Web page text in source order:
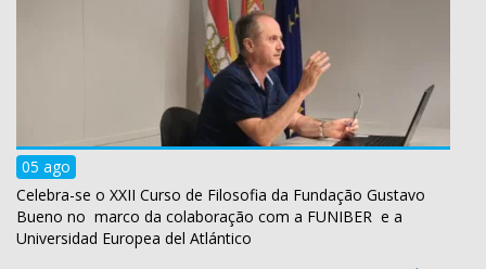
05 ago
Celebra-se o XXII Curso de Filosofia da Fundação Gustavo
Bueno no marco da colaboração com a FUNIBER e a
Universidad Europea del Atlántico